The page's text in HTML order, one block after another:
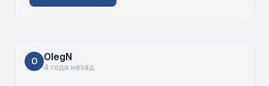
O OlegN
4 года назад